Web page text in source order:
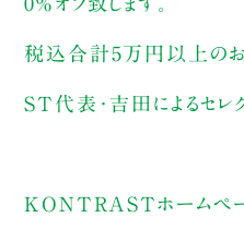
税込合計5万円以上の
ST代表･吉田によるセレク
KONTRASTホームペ